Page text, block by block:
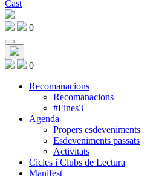
Cast
0
0
Recomanacions
Recomanacions
#Fines3
Agenda
Propers esdeveniments
Esdeveniments passats
Activitats
Cicles i Clubs de Lectura
Manifest